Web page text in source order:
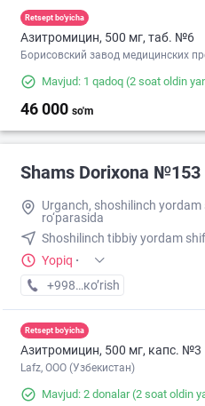
Retsept bo'yicha
Азитромицин, 500 мг, таб. №6
Борисовский завод медицинских
Mavjud: 1 qadoq (2 soat oldin
46 000 so'm
Shams Dorixona №153
Urganch, shoshilinch
ro‘parasida
Shoshilinch tibbiy yordam
Yopiq ·
+998 (79) XXX-XX-XX
кo’rish
Retsept bo'yicha
Азитромицин, 500 мг, капс. №3
Lafz, ООО (Узбекистан)
Mavjud: 2 donalar(2 soat oldin